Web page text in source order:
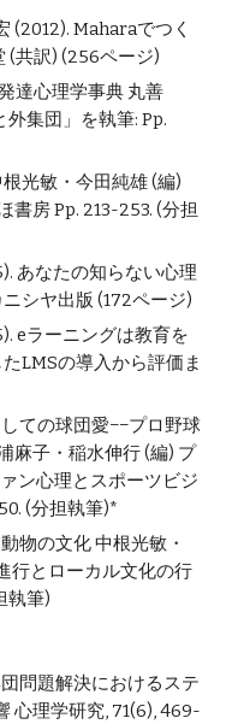
(2012). Maharaでつく
(共訳) (256ページ)
達心理学事典 丸善
集団」を執筆: Pp.
光敏・今田純雄 (編)
書房 Pp. 213-253. (分担
あなたの知らない心理
シヤ出版 (172ページ)
eラーニングは教育を
LMSの導入から評価ま
ての球団愛−−プロ野球
麻子・稲水伸行 (編) プ
ン心理とスポーツビジ
(分担執筆)*
物の文化 中根光敏・
行とローカル文化の行
執筆)
問題解決におけるステ
心理学研究, 71(6), 469-